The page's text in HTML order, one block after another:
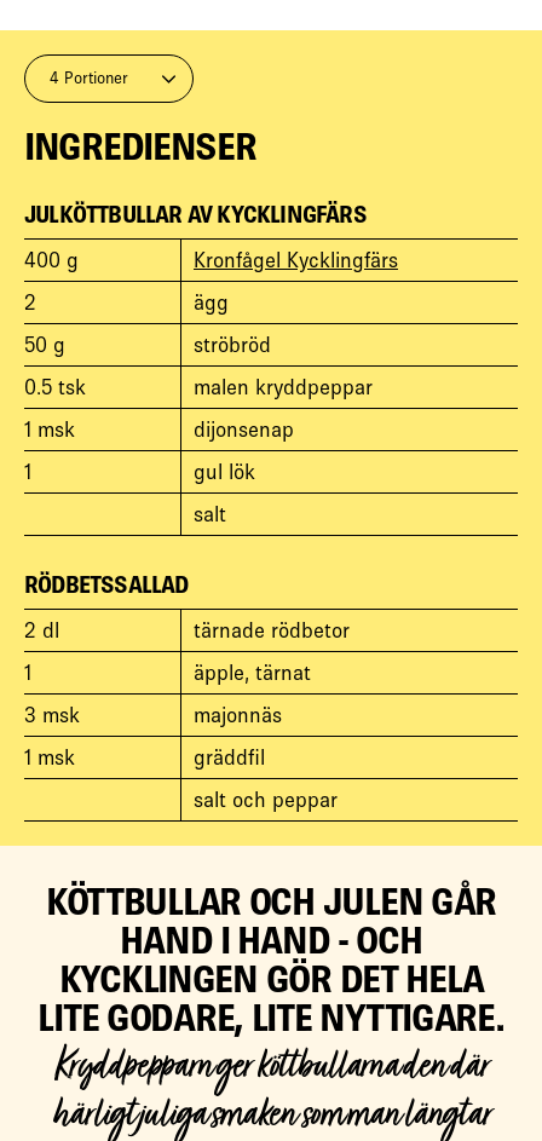
4 Portioner
INGREDIENSER
JULKÖTTBULLAR AV KYCKLINGFÄRS
400 g
Kronfågel Kycklingfärs
2
ägg
50 g
ströbröd
0.5 tsk
malen kryddpeppar
1 msk
dijonsenap
1
gul lök
salt
RÖDBETSSALLAD
2 dl
tärnade rödbetor
1
äpple, tärnat
3 msk
majonnäs
1 msk
gräddfil
salt och peppar
KÖTTBULLAR OCH JULEN GÅR
HAND I HAND - OCH
KYCKLINGEN GÖR DET HELA
LITE GODARE, LITE NYTTIGARE.
Kryddpepparn ger köttbullarna den där
härligt juliga smaken som man längtar